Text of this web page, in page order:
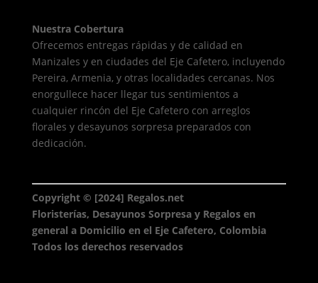
Nuestra Cobertura
Ofrecemos entregas rápidas y de calidad en
Manizales y en ciudades del Eje Cafetero, incluyendo
Pereira, Armenia, y otras localidades cercanas. Nos
enorgullece hacer llegar tus sentimientos a
cualquier rincón del Eje Cafetero con arreglos
florales y desayunos sorpresa preparados con
dedicación.
Copyright © [2024] Regalos.net
Floristerías, Desayunos Sorpresa y Regalos en
general a Domicilio en el Eje Cafetero, Colombia
Todos los derechos reservados